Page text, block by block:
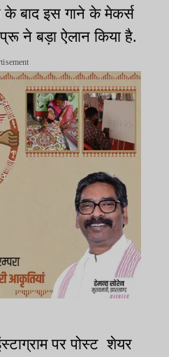
बाद इस गाने के मेकर्स
ने बड़ा ऐलान किया है.
पर पोस्ट शेयर